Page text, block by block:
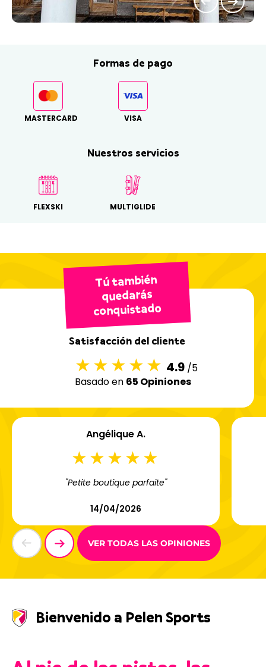
Formas de pago
MASTERCARD VISA
Nuestros servicios
FLEXSKI MULTIGLIDE
Tú también
quedarás
conquistado
Satisfacción del cliente
4.9 /5
Basado en 65 Opiniones
Angélique A.
"Petite boutique parfaite"
14/04/2026
VER TODAS LAS OPINIONES
Bienvenido a Pelen Sports